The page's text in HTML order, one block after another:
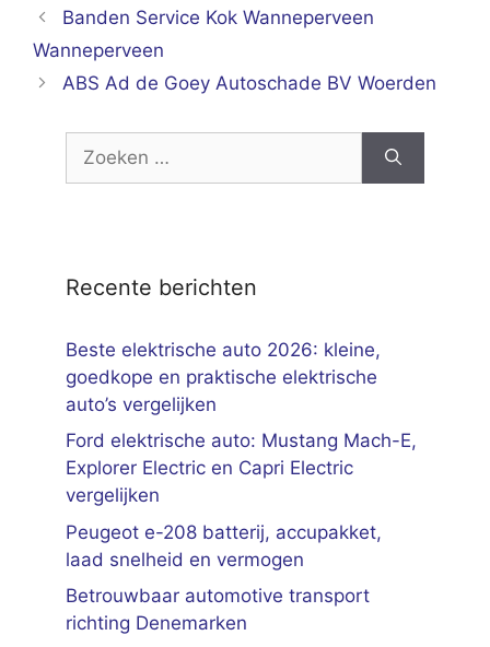
Banden Service Kok Wanneperveen
Wanneperveen
ABS Ad de Goey Autoschade BV Woerden
naar:
Recente berichten
Beste elektrische auto 2026: kleine,
goedkope en praktische elektrische
auto’s vergelijken
Ford elektrische auto: Mustang Mach-E,
Explorer Electric en Capri Electric
vergelijken
Peugeot e-208 batterij, accupakket,
laad snelheid en vermogen
Betrouwbaar automotive transport
richting Denemarken